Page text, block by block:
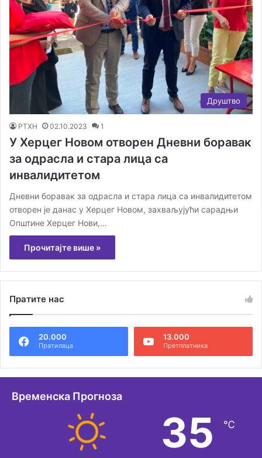
Друштво
РТХН 02.10.2023 1
У Херцег Новом отворен Дневни боравак
за одрасла и стара лица са
инвалидитетом
Дневни боравак за одрасла и стара лица са инвалидитетом
отворен је данас у Херцег Новом, захваљујући сарадњи
Општине Херцег Нови,…
Прочитајте више »
Пратите нас
20.000
Пратилаца
13.000
Претплатника
Временска Прогноза
35 ℃